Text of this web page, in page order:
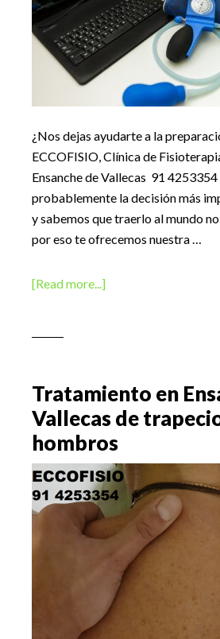
¿Nos dejas ayudarte a la
ECCOFISIO, Clínica de
Ensanche de Vallecas 91 4253354
probablemente la decisión más
y sabemos que traerlo al mundo
por eso te ofrecemos nuestra …
[Read more...]about
Ensanche
de
Vallecas
Tratamiento en
Vallecas de
hombros